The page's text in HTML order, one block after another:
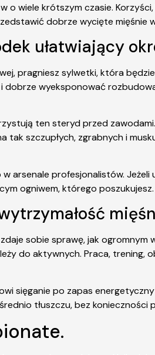
o wiele krótszym czasie.
dobrze wycięte mięśnie w
ułatwiający
pragniesz sylwetki, która
dobrze wyeksponować
ten steryd przed
tak szczupłych, zgrabnych i
arsenale profesjonalistów. Jeżeli
ogniwem, którego poszukujesz.
sobie sprawę, jak
do aktywnych. Praca, trening,
sięganie po zapas
tłuszczu, bez konieczności